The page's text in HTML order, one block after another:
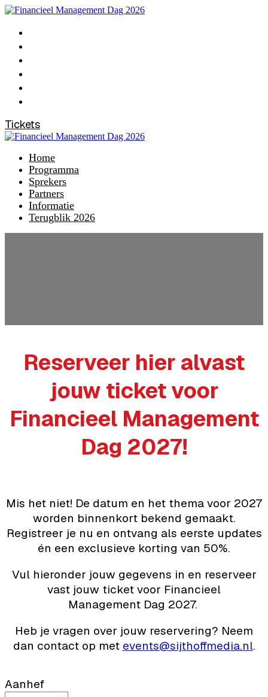
Tickets
Home
Programma
Sprekers
Partners
Informatie
Terugblik 2026
Reserveer hier alvast
jouw ticket voor
Financieel Management
Dag 2027!
Mis het niet! De datum en het thema voor 2027
worden binnenkort bekend gemaakt.
Registreer je nu en ontvang als eerste updates
én een exclusieve korting van 50%.
Vul hieronder jouw gegevens in en reserveer
vast jouw ticket voor Financieel
Management Dag 2027.
Heb je vragen over jouw reservering? Neem
dan contact op met events@sijthoffmedia.nl.
Aanhef